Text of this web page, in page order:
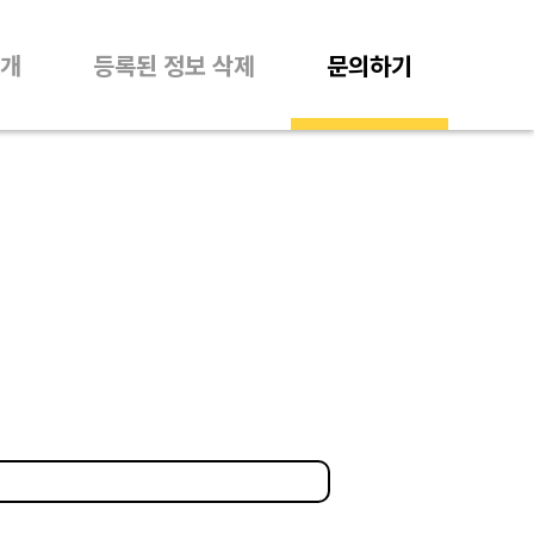
등록된 정보 삭제 문의하기